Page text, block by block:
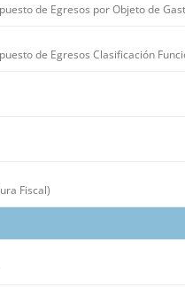
de Egresos por Objeto de
de Egresos Clasificación
Fiscal)